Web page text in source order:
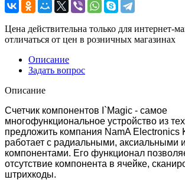
Цена действительна только для интернет-
отличаться от цен в розничных магазинах
Описание
Задать вопрос
Описание
Счетчик компонентов I`Magic - самое
многофункциональное устройство из
предложить компания NamA Electronics
работает с радиальными, аксиальными
компонентами. Его функционал
отсутствие компонента в ячейке,
штрихкоды.